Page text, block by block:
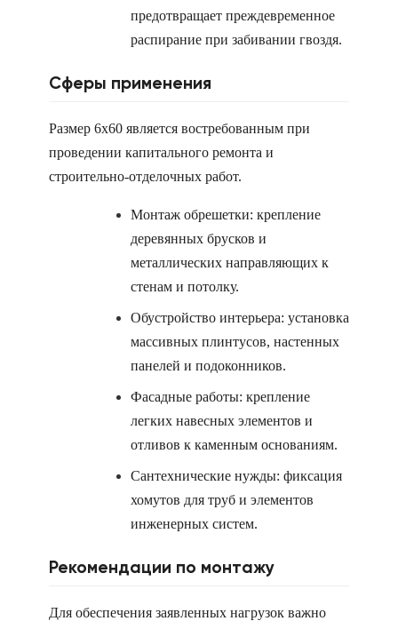
предотвращает преждевременное
распирание при забивании гвоздя.
Сферы применения
Размер 6х60 является востребованным при
проведении капитального ремонта и
строительно-отделочных работ.
Монтаж обрешетки: крепление
деревянных брусков и
металлических направляющих к
стенам и потолку.
Обустройство интерьера: установка
массивных плинтусов, настенных
панелей и подоконников.
Фасадные работы: крепление
легких навесных элементов и
отливов к каменным основаниям.
Сантехнические нужды: фиксация
хомутов для труб и элементов
инженерных систем.
Рекомендации по монтажу
Для обеспечения заявленных нагрузок важно